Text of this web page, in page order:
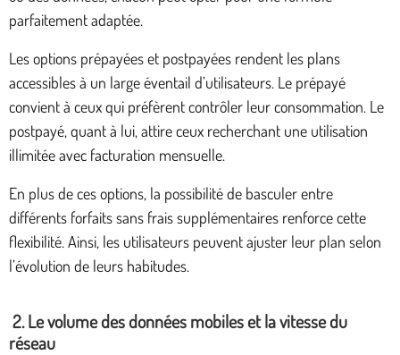
parfaitement adaptée.
Les options prépayées et postpayées rendent les plans
accessibles à un large éventail d’utilisateurs. Le prépayé
convient à ceux qui préfèrent contrôler leur consommation. Le
postpayé, quant à lui, attire ceux recherchant une utilisation
illimitée avec facturation mensuelle.
En plus de ces options, la possibilité de basculer entre
différents forfaits sans frais supplémentaires renforce cette
flexibilité. Ainsi, les utilisateurs peuvent ajuster leur plan selon
l’évolution de leurs habitudes.
2. Le volume des données mobiles et la vitesse du
réseau